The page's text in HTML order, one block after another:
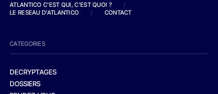
ATLANTICO C'EST QUI, C'EST QUOI ?
/
LE RESEAU D'ATLANTICO
/ CONTACT
CATEGORIES
DECRYPTAGES
DOSSIERS